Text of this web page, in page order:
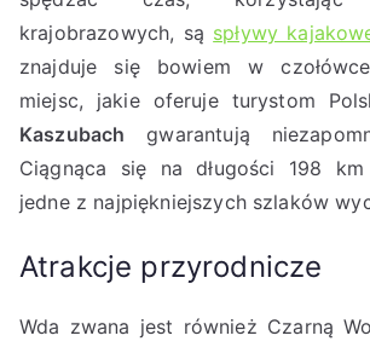
krajobrazowych, są spływy
znajduje się bowiem w
miejsc, jakie oferuje turystom
Kaszubach gwarantują
Ciągnąca się na długości 198
jedne z najpiękniejszych szlaków
Atrakcje przyrodnicze
Wda zwana jest również Czarną